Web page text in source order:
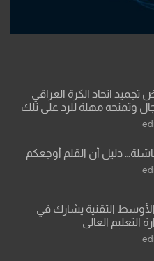
اتحاد الكرة العراقي
وتمنحه مهلة للرد على تلك
دليل أن القلم أوجعكم
التقنية يشارك في
التعليم العالي